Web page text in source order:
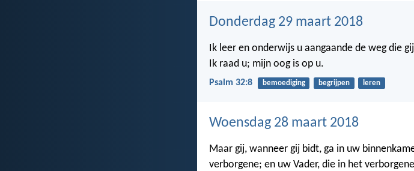
Donderdag 29 maart 2018
Ik leer en onderwijs u aangaande de weg die
Ik raad u; mijn oog is op u.
Psalm 32:8 bemoediging begrijpen leren
Woensdag 28 maart 2018
Maar gij, wanneer gij bidt, ga in uw
verborgene; en uw Vader, die in het